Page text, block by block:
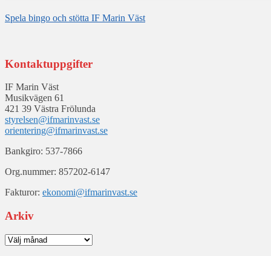
Spela bingo och stötta IF Marin Väst
Kontaktuppgifter
IF Marin Väst
Musikvägen 61
421 39 Västra Frölunda
styrelsen@ifmarinvast.se
orientering@ifmarinvast.se
Bankgiro: 537-7866
Org.nummer: 857202-6147
Fakturor: ekonomi@ifmarinvast.se
Arkiv
Arkiv